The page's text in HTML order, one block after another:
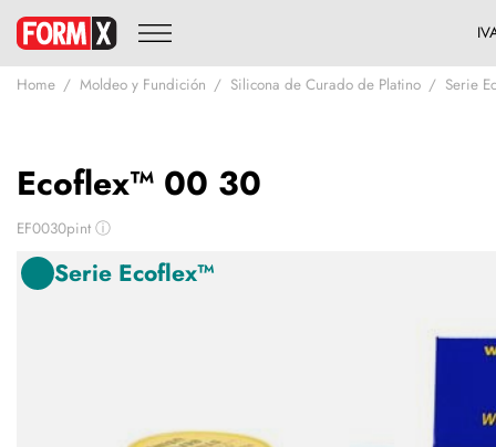
Home Moldeo y Fundición Silicona de Curado de Platino Serie
Ecoflex™ 00 30
EF0030pint ⓘ
Serie Ecoflex™